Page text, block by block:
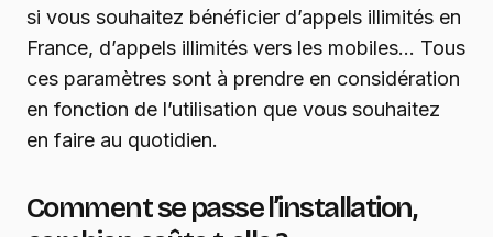
si vous souhaitez bénéficier d’appels illimités en
France, d’appels illimités vers les mobiles… Tous
ces paramètres sont à prendre en considération
en fonction de l’utilisation que vous souhaitez
en faire au quotidien.
Comment se passe l’installation,